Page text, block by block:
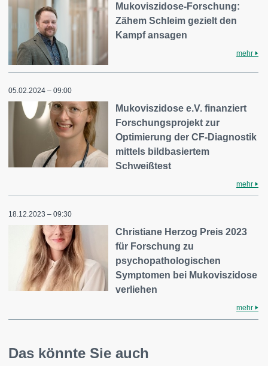
Mukoviszidose-Forschung:
Zähem Schleim gezielt den
Kampf ansagen
mehr
05.02.2024 – 09:00
Mukoviszidose e.V. finanziert
Forschungsprojekt zur
Optimierung der CF-Diagnostik
mittels bildbasiertem
Schweißtest
mehr
18.12.2023 – 09:30
Christiane Herzog Preis 2023
für Forschung zu
psychopathologischen
Symptomen bei Mukoviszidose
verliehen
mehr
Das könnte Sie auch